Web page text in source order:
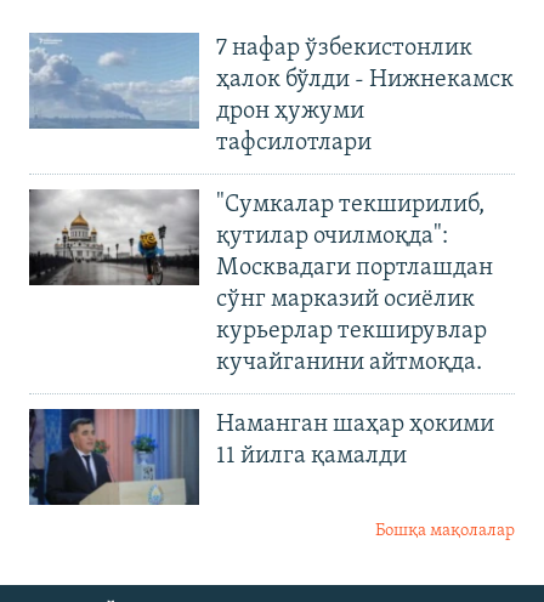
7 нафар ўзбекистонлик
ҳалок бўлди - Нижнекамск
дрон ҳужуми
тафсилотлари
"Сумкалар текширилиб,
қутилар очилмоқда":
Москвадаги портлашдан
сўнг марказий осиёлик
курьерлар текширувлар
кучайганини айтмоқда.
Наманган шаҳар ҳокими
11 йилга қамалди
Бошқа мақолалар